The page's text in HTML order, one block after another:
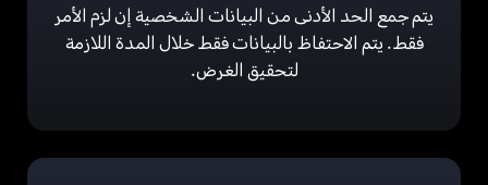
يتم جمع الحد الأدنى من البيانات الشخصية إن لزم الأمر
فقط. يتم الاحتفاظ بالبيانات فقط خلال المدة اللازمة
لتحقيق الغرض.